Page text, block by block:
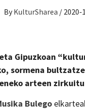
By KulturSharea / 2020-
Gipuzkoan
sormena
arteen
Bulego